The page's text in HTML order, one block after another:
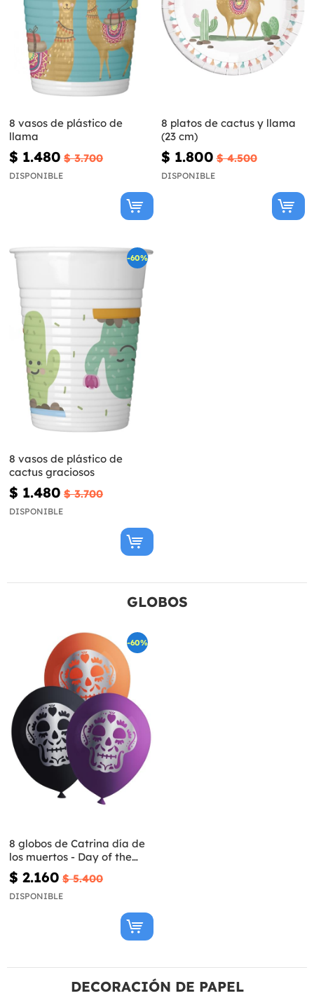
8 vasos de plástico de
llama
$ 1.480 $ 3.700
DISPONIBLE
8 platos de cactus y llama
(23 cm)
$ 1.800 $ 4.500
DISPONIBLE
-60%
8 vasos de plástico de
cactus graciosos
$ 1.480 $ 3.700
DISPONIBLE
GLOBOS
-60%
8 globos de Catrina día de
los muertos - Day of the
Dead
$ 2.160 $ 5.400
DISPONIBLE
DECORACIÓN DE PAPEL